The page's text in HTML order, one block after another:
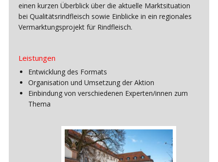
einen kurzen Überblick über die aktuelle Marktsituation
bei Qualitätsrindfleisch sowie Einblicke in ein regionales
Vermarktungsprojekt für Rindfleisch.
Leistungen
Entwicklung des Formats
Organisation und Umsetzung der Aktion
Einbindung von verschiedenen Experten/innen zum
Thema